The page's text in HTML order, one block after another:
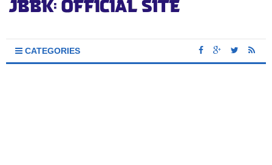
CATEGORIES